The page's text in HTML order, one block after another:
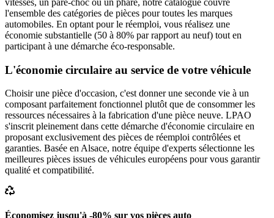
l'ensemble des catégories de pièces pour toutes les marques
automobiles. En optant pour le réemploi, vous réalisez une
économie substantielle (50 à 80% par rapport au neuf) tout en
participant à une démarche éco-responsable.
L'économie circulaire au service de votre véhicule
Choisir une pièce d'occasion, c'est donner une seconde vie à un
composant parfaitement fonctionnel plutôt que de consommer les
ressources nécessaires à la fabrication d'une pièce neuve. LPAO
s'inscrit pleinement dans cette démarche d'économie circulaire en
proposant exclusivement des pièces de réemploi contrôlées et
garanties. Basée en Alsace, notre équipe d'experts sélectionne les
meilleures pièces issues de véhicules européens pour vous garantir
qualité et compatibilité.
Économisez jusqu'à -80% sur vos pièces auto